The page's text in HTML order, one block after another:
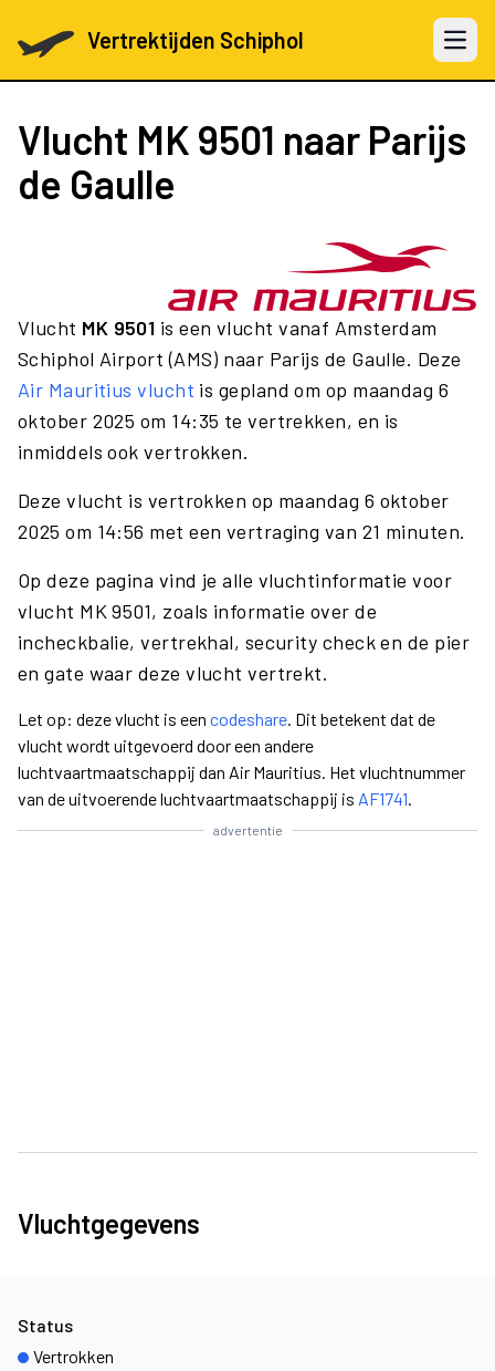
Vertrektijden Schiphol Open
Vlucht MK 9501 naar Parijs
de Gaulle
Vlucht MK 9501 is een vlucht vanaf Amsterdam
Schiphol Airport (AMS) naar Parijs de Gaulle. Deze
Air Mauritius vlucht is gepland om op maandag 6
oktober 2025 om 14:35 te vertrekken, en is
inmiddels ook vertrokken.
Deze vlucht is vertrokken op maandag 6 oktober
2025 om 14:56 met een vertraging van 21 minuten.
Op deze pagina vind je alle vluchtinformatie voor
vlucht MK 9501, zoals informatie over de
incheckbalie, vertrekhal, security check en de pier
en gate waar deze vlucht vertrekt.
Let op: deze vlucht is een codeshare. Dit betekent dat de
vlucht wordt uitgevoerd door een andere
luchtvaartmaatschappij dan Air Mauritius. Het vluchtnummer
van de uitvoerende luchtvaartmaatschappij is AF1741.
advertentie
Vluchtgegevens
Status
Vertrokken